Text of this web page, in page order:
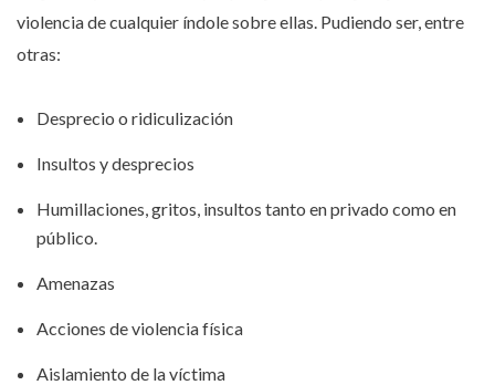
violencia de cualquier índole sobre ellas. Pudiendo ser, entre
otras:
Desprecio o ridiculización
Insultos y desprecios
Humillaciones, gritos, insultos tanto en privado como en
público.
Amenazas
Acciones de violencia física
Aislamiento de la víctima